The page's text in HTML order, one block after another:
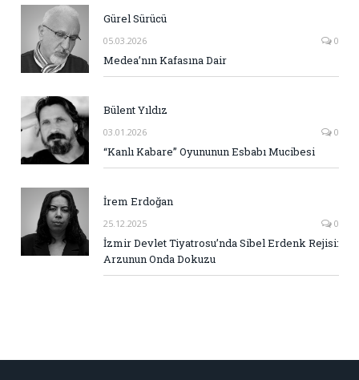
Gürel Sürücü
05.03.2026 0
Medea’nın Kafasına Dair
Bülent Yıldız
03.01.2026 0
“Kanlı Kabare” Oyununun Esbabı Mucibesi
İrem Erdoğan
25.12.2025 0
İzmir Devlet Tiyatrosu’nda Sibel Erdenk Rejisi:
Arzunun Onda Dokuzu